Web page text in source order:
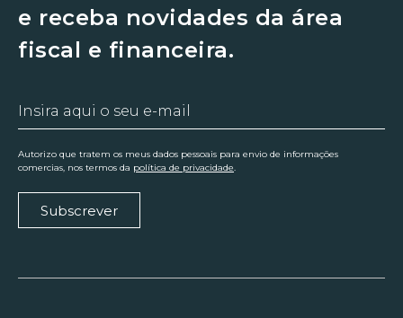
e receba novidades da área
fiscal e financeira.
Autorizo que tratem os meus dados pessoais para envio de informações
comercias, nos termos da política de privacidade.
Subscrever